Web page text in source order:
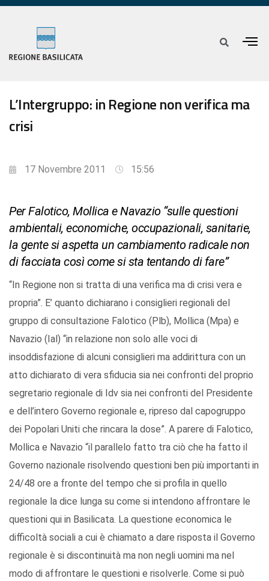
L’Intergruppo: in Regione non verifica ma
crisi
17 Novembre 2011 15:56
Per Falotico, Mollica e Navazio “sulle questioni
ambientali, economiche, occupazionali, sanitarie,
la gente si aspetta un cambiamento radicale non
di facciata così come si sta tentando di fare”
“In Regione non si tratta di una verifica ma di crisi vera e
propria”. E’ quanto dichiarano i consiglieri regionali del
gruppo di consultazione Falotico (Plb), Mollica (Mpa) e
Navazio (Ial) “in relazione non solo alle voci di
insoddisfazione di alcuni consiglieri ma addirittura con un
atto dichiarato di vera sfiducia sia nei confronti del proprio
segretario regionale di Idv sia nei confronti del Presidente
e dell’intero Governo regionale e, ripreso dal capogruppo
dei Popolari Uniti che rincara la dose”. A parere di Falotico,
Mollica e Navazio “il parallelo fatto tra ciò che ha fatto il
Governo nazionale risolvendo questioni ben più importanti in
24/48 ore a fronte del tempo che si profila in quello
regionale la dice lunga su come si intendono affrontare le
questioni qui in Basilicata. La questione economica le
difficoltà sociali a cui è chiamato a dare risposta il Governo
regionale è si discontinuità ma non negli uomini ma nel
modo di affrontare le questioni e risolverle. Come si può